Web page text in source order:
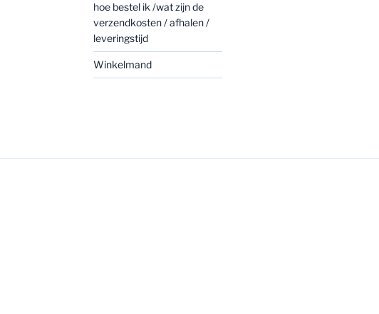
hoe bestel ik /wat zijn de
verzendkosten / afhalen /
leveringstijd
Winkelmand